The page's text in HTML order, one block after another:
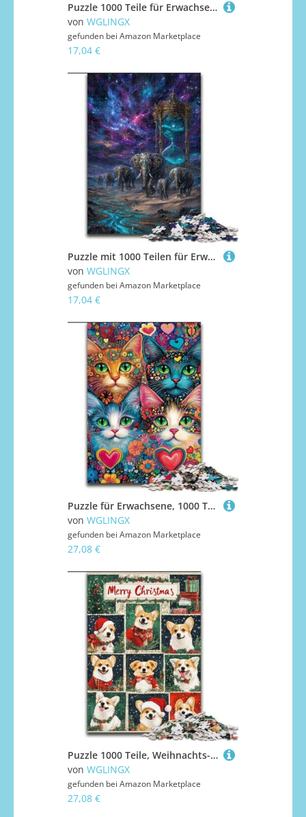
Puzzle 1000 Teile für Erwachsene, Teddybär-Segelboot aus Walnussschalen, Puzzle für Erwachsene, 1000 Teile, interaktives Familienspiel, Denksportgeschenk, Lernspielzeug (Größe 26x38cm)
von WGLINGX
gefunden bei Amazon Marketplace
17,04 €
Puzzle mit 1000 Teilen für Erwachsene, magischer Elefant, 1000-teiliges Puzzle für Erwachsene, unmögliches, schwieriges Herausforderungsspielzeug für Teenager (Größe 26x38cm)
von WGLINGX
gefunden bei Amazon Marketplace
17,04 €
Puzzle für Erwachsene, 1000 Teile, Vier Katzen, Holzpuzzle, Denkspiel für Teenager, Familienspieleabend (Größe 50x75cm)
von WGLINGX
gefunden bei Amazon Marketplace
27,08 €
Puzzle 1000 Teile, Weihnachts-Corgi-Collage-Puzzle für Erwachsene, perfektes Weihnachts- und Neujahrsgeschenk, Feiertagsgeschenk (Größe 50x75cm)
von WGLINGX
gefunden bei Amazon Marketplace
27,08 €